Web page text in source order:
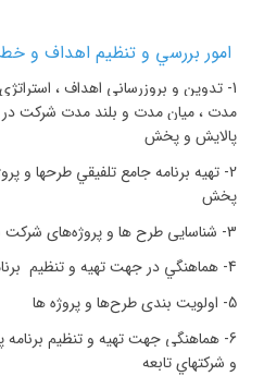
امور بررسي و تنظيم اهداف و
1- تدوين و بروزرساني اهداف ،
مدت ، ميان مدت و بلند مدت شركت در
پالایش و پخش
2- تهيه برنامه جامع تلفيقي طرحها و
پخش
3- شناسایی طرح ها و پروژههای شرکت
4- هماهنگي در جهت تهيه و تنظيم برنامه
5- اولویت بندی طرحها و پروژه ها
6- هماهنگي جهت تهيه و تنظيم
و شركتهاي تابعه